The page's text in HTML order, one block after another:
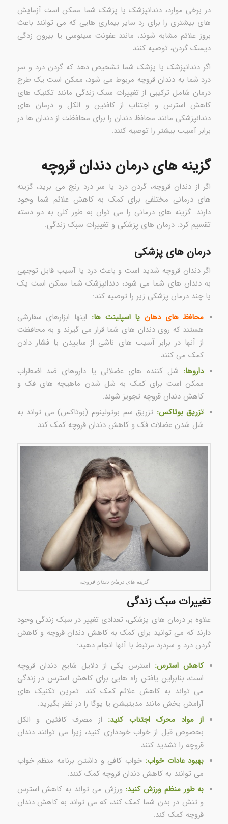
در برخی موارد، دندانپزشک یا پزشک شما ممکن است آزمایش
های بیشتری را برای رد سایر بیماری هایی که می توانند باعث
بروز علائم مشابه شوند، مانند عفونت سینوسی یا بیرون زدگی
دیسک گردن، توصیه کنند.
اگر دندانپزشک یا پزشک شما تشخیص دهد که گردن درد و سر
درد شما به دندان قروچه مربوط می شود، ممکن است یک طرح
درمان شامل ترکیبی از تغییرات سبک زندگی مانند تکنیک های
کاهش استرس و اجتناب از کافئین و الکل و درمان های
دندانپزشکی مانند محافظ دندان را برای محافظت از دندان ها در
برابر آسیب بیشتر را توصیه کنند.
گزینه های درمان دندان قروچه
اگر از دندان قروچه، گردن درد یا سر درد رنج می برید، گزینه
های درمانی مختلفی برای کمک به کاهش علائم شما وجود
دارند. گزینه های درمانی را می توان به طور کلی به دو دسته
تقسیم کرد: درمان های پزشکی و تغییرات سبک زندگی.
درمان های پزشکی
اگر دندان قروچه شدید است و باعث درد یا آسیب قابل توجهی
به دندان های شما می شود، دندانپزشک شما ممکن است یک
یا چند درمان پزشکی زیر را توصیه کند:
محافظ های دهان یا اسپلینت ها: اینها ابزارهای سفارشی
هستند که روی دندان های شما قرار می گیرند و به محافظت
از آنها در برابر آسیب های ناشی از ساییدن یا فشار دادن
کمک می کنند.
داروها: شل کننده های عضلانی یا داروهای ضد اضطراب
ممکن است برای کمک به شل شدن ماهیچه های فک و
کاهش دندان قروچه تجویز شوند.
تزریق بوتاکس: تزریق سم بوتولینوم (بوتاکس) می تواند به
شل شدن عضلات فک و کاهش دندان قروچه کمک کند.
گزینه های درمان دندان قروچه
تغییرات سبک زندگی
علاوه بر درمان های پزشکی، تعدادی تغییر در سبک زندگی وجود
دارند که می توانید برای کمک به کاهش دندان قروچه و کاهش
گردن درد و سردرد مرتبط با آنها انجام دهید:
کاهش استرس: استرس یکی از دلایل شایع دندان قروچه
است، بنابراین یافتن راه هایی برای کاهش استرس در زندگی
می تواند به کاهش علائم کمک کند. تمرین تکنیک های
آرامش بخش مانند مدیتیشن یا یوگا را در نظر بگیرید.
از مواد محرک اجتناب کنید: از مصرف کافئین و الکل
بخصوص قبل از خواب خودداری کنید، زیرا می توانند دندان
قروچه را تشدید کنند.
بهبود عادات خواب: خواب کافی و داشتن برنامه منظم خواب
می توانند به کاهش دندان قروچه کمک کنند.
به طور منظم ورزش کنید: ورزش می تواند به کاهش استرس
و تنش در بدن شما کمک کند، که می تواند به کاهش دندان
قروچه کمک کند.